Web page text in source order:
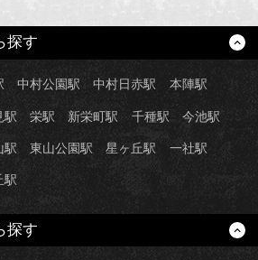
探す
中村公園駅 中村日赤駅 本陣駅
駅 栄駅 新栄町駅 千種駅 今池駅
駅 東山公園駅 星ヶ丘駅 一社駅
駅
探す